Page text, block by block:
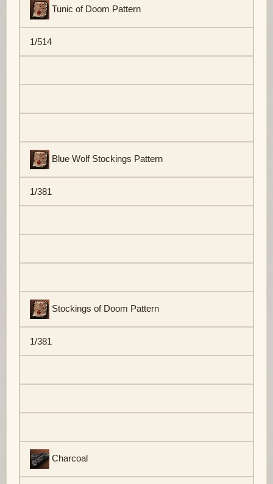
Tunic of Doom Pattern
1/514
Blue Wolf Stockings Pattern
1/381
Stockings of Doom Pattern
1/381
Charcoal